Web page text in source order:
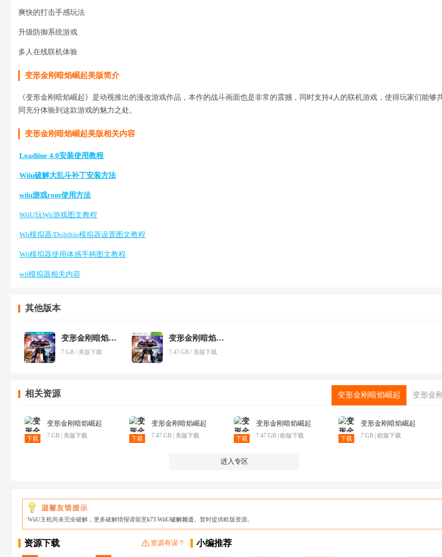
爽快的打击手感玩法
升级防御系统游戏
多人在线联机体验
变形金刚暗焰崛起美版简介
《变形金刚暗焰崛起》是动视推出的漫改游戏作品，本作的战斗画面也是非常的震撼，同时支持4人的联机游戏，使得玩家们能够
同充分体验到这款游戏的魅力之处。
变形金刚暗焰崛起美版相关内容
Loadiine 4.0安装使用教程
Wiiu破解大乱斗补丁安装方法
wiiu游戏rom使用方法
WiiU玩Wii游戏图文教程
Wii模拟器/Dolphin模拟器设置图文教程
Wii模拟器使用体感手柄图文教程
wii模拟器相关内容
其他版本
变形金刚暗焰崛起
7 GB / 美版下载
变形金刚暗焰崛起
7.47 GB / 美版下载
相关资源 变形金刚暗焰崛起 变形金
下载
变形金刚暗焰崛起
7 GB | 美版下载 下载
变形金刚暗焰崛起
7.47 GB | 美版下载 下载
变形金刚暗焰崛起
7.47 GB | 欧版下载 下载
变形金刚暗焰崛起
7 GB | 欧版下载
进入专区
WiiU主机尚未完全破解，更多破解情报请留意k73 WiiU破解频道 。暂时提供欧版资源。
资源下载 资源有误？ 小编推荐